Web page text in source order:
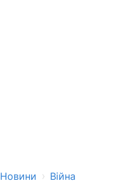
Новини › Війна